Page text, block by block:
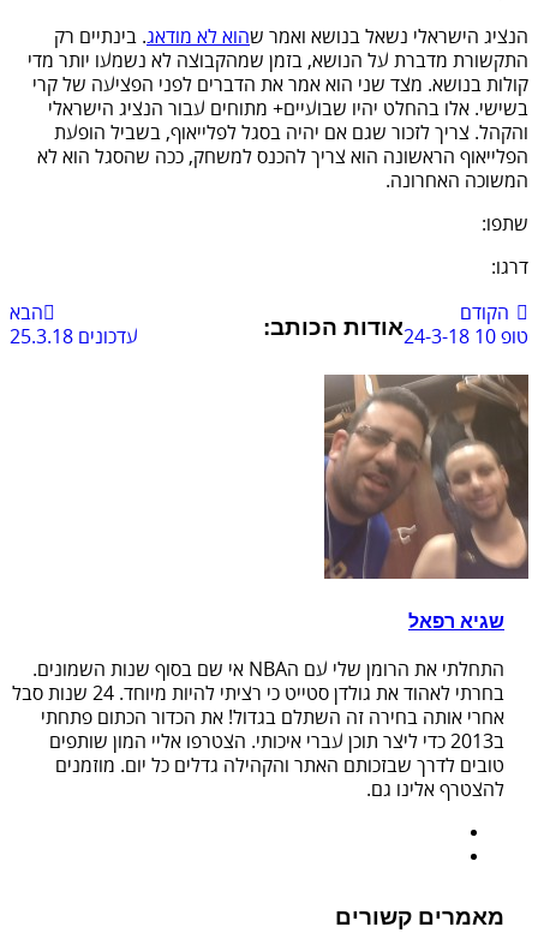
הנציג הישראלי נשאל בנושא ואמר שהוא לא מודאג. בינתיים רק
התקשורת מדברת על הנושא, בזמן שמהקבוצה לא נשמעו יותר מדי
קולות בנושא. מצד שני הוא אמר את הדברים לפני הפציעה של קרי
בשישי. אלו בהחלט יהיו שבועיים+ מתוחים עבור הנציג הישראלי
והקהל. צריך לזכור שגם אם יהיה בסגל לפלייאוף, בשביל הופעת
הפלייאוף הראשונה הוא צריך להכנס למשחק, ככה שהסגל הוא לא
המשוכה האחרונה.
שתפו:
דרגו:
הקודם
טופ 10 24-3-18
הבא
עדכונים 25.3.18
אודות הכותב:
שגיא רפאל
התחלתי את הרומן שלי עם הNBA אי שם בסוף שנות השמונים.
בחרתי לאהוד את גולדן סטייט כי רציתי להיות מיוחד. 24 שנות סבל
אחרי אותה בחירה זה השתלם בגדול! את הכדור הכתום פתחתי
ב2013 כדי ליצר תוכן עברי איכותי. הצטרפו אליי המון שותפים
טובים לדרך שבזכותם האתר והקהילה גדלים כל יום. מוזמנים
להצטרף אלינו גם.
מאמרים קשורים